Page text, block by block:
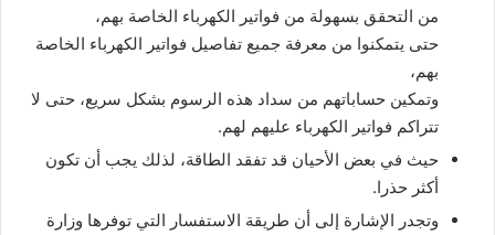
من التحقق بسهولة من فواتير الكهرباء الخاصة بهم،
حتى يتمكنوا من معرفة جميع تفاصيل فواتير الكهرباء الخاصة
بهم،
وتمكين حساباتهم من سداد هذه الرسوم بشكل سريع، حتى لا
تتراكم فواتير الكهرباء عليهم لهم.
حيث في بعض الأحيان قد تفقد الطاقة، لذلك يجب أن تكون
أكثر حذرا.
وتجدر الإشارة إلى أن طريقة الاستفسار التي توفرها وزارة